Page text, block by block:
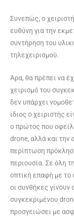
Συνεπώς, ο
ευθύνη για την
συντήρηση του
τηλεχειρισμού.
Άρα, θα πρέπει να
χειρισμό του
δεν υπάρχει
ίδιος ο χειριστής
ο πρώτος που
drone, αλλά και την
περίπτωση
περιουσία. Σε όλη
οπτική επαφή με το
οι συνθήκες
συγκεκριμένου
προσγειώσει με